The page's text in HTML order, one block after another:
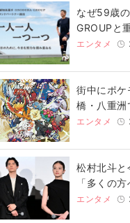
なぜ59歳
GROUPと
エンタメ
街中にポ
橋・八重洲
エンタメ
松村北斗と
「多くの
エンタメ